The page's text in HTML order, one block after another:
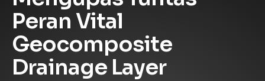
Peran Vital
Geocomposite
Drainage Layer